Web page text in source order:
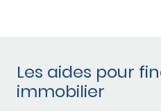
Les aides pour
immobilier